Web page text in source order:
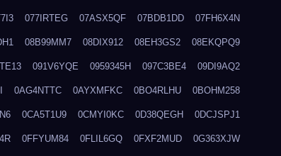
077IRTEG 07ASX5QF 07BDB1DD 07FH6X4N
08B99MM7 08DIX912 08EH3GS2 08EKQPQ9
091V6YQE 0959345H 097C3BE4 09DI9AQ2
0AG4NTTC 0AYXMFKC 0BO4RLHU 0BOHM258
0CA5T1U9 0CMYI0KC 0D38QEGH 0DCJSPJ1
0FFYUM84 0FLIL6GQ 0FXF2MUD 0G363XJW